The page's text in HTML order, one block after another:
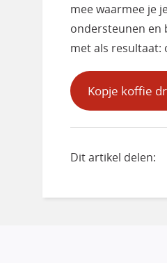
mee waarmee je
ondersteunen en
met als resultaat:
Kopje koffie
Dit artikel delen: